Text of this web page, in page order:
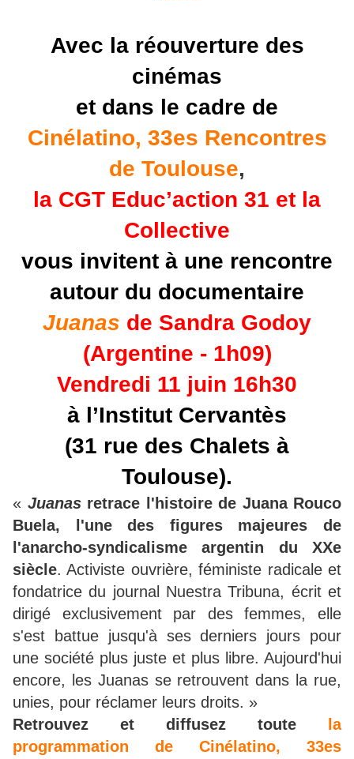
Avec la réouverture des
cinémas
et dans le cadre de
Cinélatino, 33es Rencontres
de Toulouse,
la CGT Educ’action 31 et la
Collective
vous invitent à une rencontre
autour du documentaire
Juanas de Sandra Godoy
(Argentine - 1h09)
Vendredi 11 juin 16h30
à l’Institut Cervantès
(31 rue des Chalets à
Toulouse).
« Juanasretrace l'histoire de Juana Rouco
Buela, l'une des figures majeures de
l'anarcho-syndicalisme argentin du XXe
siècle. Activiste ouvrière, féministe radicale et
fondatrice du journal Nuestra Tribuna, écrit et
dirigé exclusivement par des femmes, elle
s'est battue jusqu'à ses derniers jours pour
une société plus juste et plus libre. Aujourd'hui
encore, les Juanas se retrouvent dans la rue,
unies, pour réclamer leurs droits. »
Retrouvez et diffusez toute
la
programmation de Cinélatino, 33es